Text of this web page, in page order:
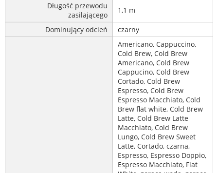
Długość przewodu
zasilającego
1,1 m
Dominujący odcień czarny
Americano, Cappuccino,
Cold Brew, Cold Brew
Americano, Cold Brew
Cappucino, Cold Brew
Cortado, Cold Brew
Espresso, Cold Brew
Espresso Macchiato, Cold
Brew flat white, Cold Brew
Latte, Cold Brew Latte
Macchiato, Cold Brew
Lungo, Cold Brew Sweet
Latte, Cortado, czarna,
Espresso, Espresso Doppio,
Espresso Macchiato, Flat